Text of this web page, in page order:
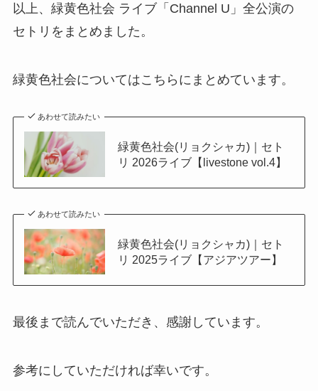
以上、緑黄色社会 ライブ「Channel U」全公演の
セトリをまとめました。
緑黄色社会についてはこちらにまとめています。
あわせて読みたい
緑黄色社会(リョクシャカ)｜セト
リ 2026ライブ【livestone vol.4】
あわせて読みたい
緑黄色社会(リョクシャカ)｜セト
リ 2025ライブ【アジアツアー】
最後まで読んでいただき、感謝しています。
参考にしていただければ幸いです。